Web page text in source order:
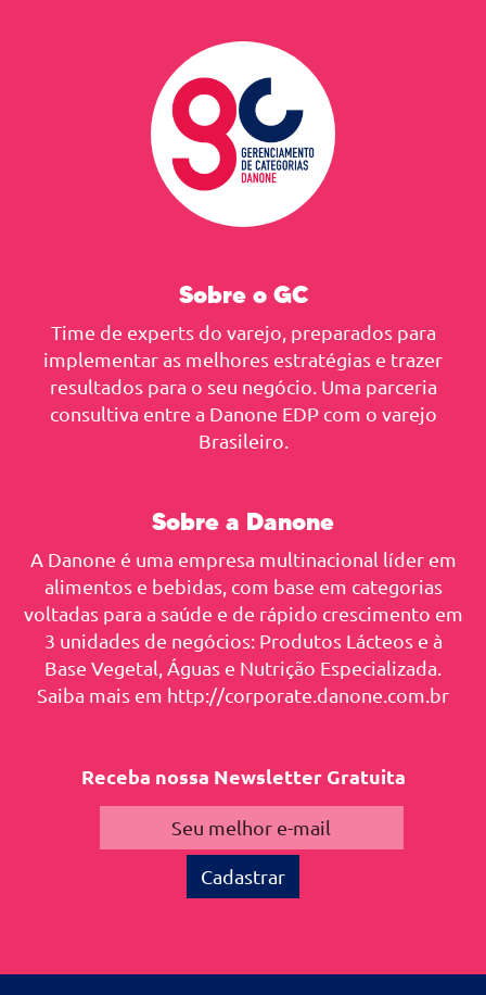
Sobre o GC
Time de experts do varejo, preparados para
implementar as melhores estratégias e trazer
resultados para o seu negócio. Uma parceria
consultiva entre a Danone EDP com o varejo
Brasileiro.
Sobre a Danone
A Danone é uma empresa multinacional líder em
alimentos e bebidas, com base em categorias
voltadas para a saúde e de rápido crescimento em
3 unidades de negócios: Produtos Lácteos e à
Base Vegetal, Águas e Nutrição Especializada.
Saiba mais em http://corporate.danone.com.br
Receba nossa Newsletter Gratuita